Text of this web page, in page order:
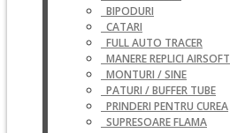
BIPODURI
CATARI
FULL AUTO TRACER
MANERE REPLICI AIRSOFT
MONTURI / SINE
PATURI / BUFFER TUBE
PRINDERI PENTRU CUREA
SUPRESOARE FLAMA